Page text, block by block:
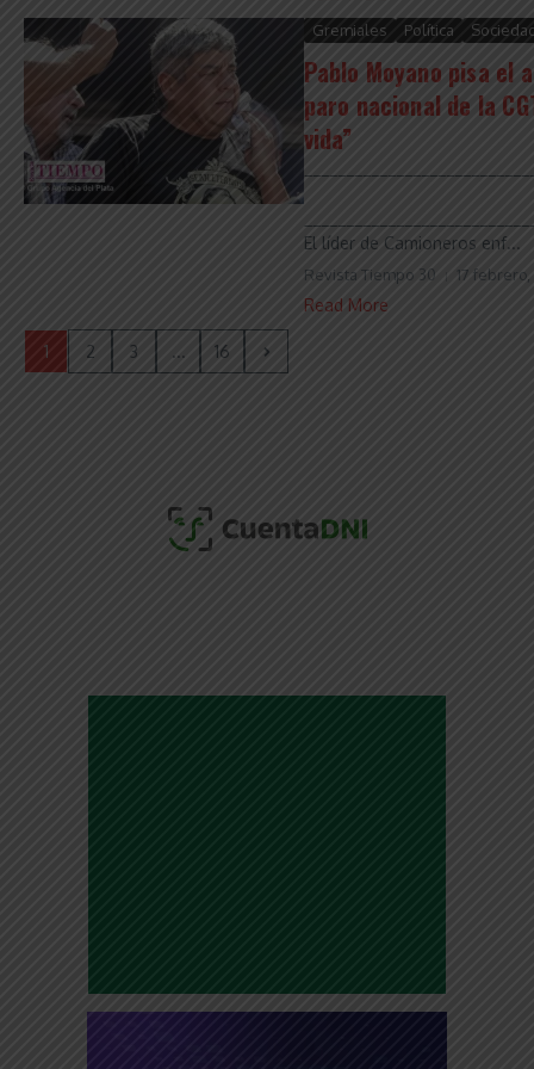
Gremiales Política
Pablo Moyano pisa el
paro nacional de la
vida”
El líder de Camioneros enf...
Revista Tiempo 30 17
Read More
1 2 3 ... 16